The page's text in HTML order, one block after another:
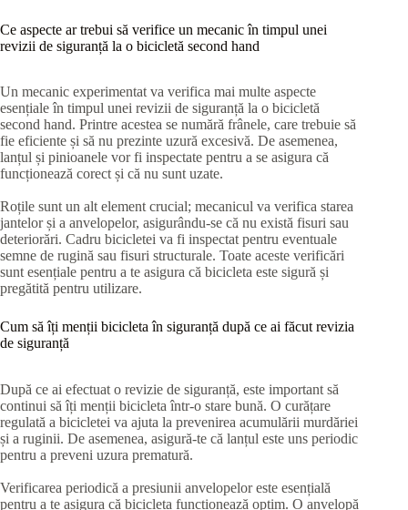
Ce aspecte ar trebui să verifice un mecanic în timpul unei
revizii de siguranță la o bicicletă second hand
Un mecanic experimentat va verifica mai multe aspecte
esențiale în timpul unei revizii de siguranță la o bicicletă
second hand. Printre acestea se numără frânele, care trebuie să
fie eficiente și să nu prezinte uzură excesivă. De asemenea,
lanțul și pinioanele vor fi inspectate pentru a se asigura că
funcționează corect și că nu sunt uzate.
Roțile sunt un alt element crucial; mecanicul va verifica starea
jantelor și a anvelopelor, asigurându-se că nu există fisuri sau
deteriorări. Cadru bicicletei va fi inspectat pentru eventuale
semne de rugină sau fisuri structurale. Toate aceste verificări
sunt esențiale pentru a te asigura că bicicleta este sigură și
pregătită pentru utilizare.
Cum să îți menții bicicleta în siguranță după ce ai făcut revizia
de siguranță
După ce ai efectuat o revizie de siguranță, este important să
continui să îți menții bicicleta într-o stare bună. O curățare
regulată a bicicletei va ajuta la prevenirea acumulării murdăriei
și a ruginii. De asemenea, asigură-te că lanțul este uns periodic
pentru a preveni uzura prematură.
Verificarea periodică a presiunii anvelopelor este esențială
pentru a te asigura că bicicleta funcționează optim. O anvelopă